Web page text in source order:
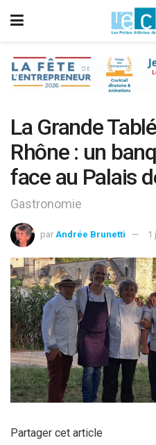
La Grande
Rhône : un
face au Palais
Gastronomie
par Andrée Brunetti 1
Partager cet article